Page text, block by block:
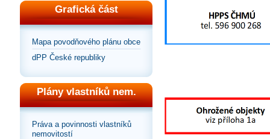
Grafická část
Mapa povodňového plánu obce
dPP České republiky
Plány vlastníků nem.
Práva a povinnosti vlastníků
nemovitostí